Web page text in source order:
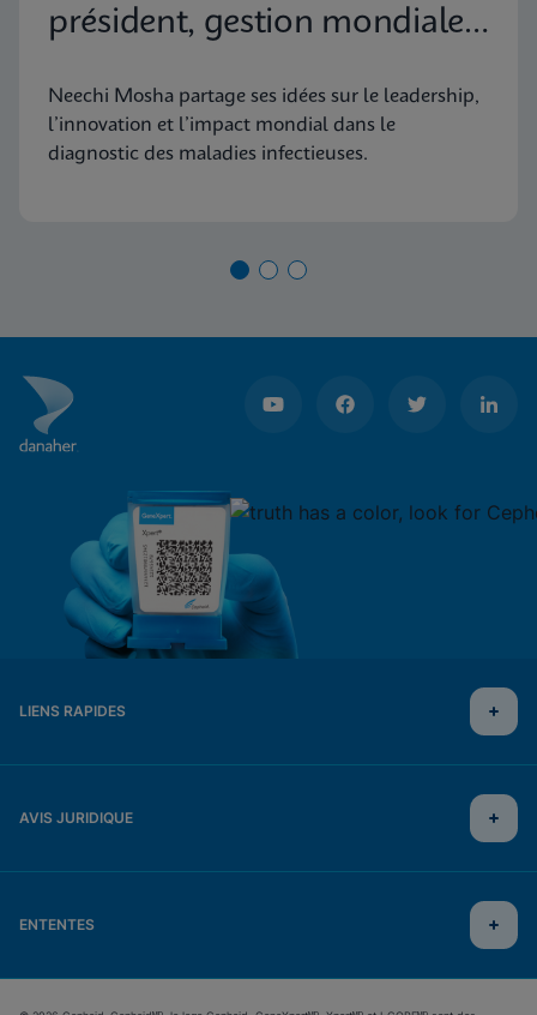
président, gestion mondiale
maladies infectieuses
principales
Neechi Mosha partage ses idées sur le leadership,
l’innovation et l’impact mondial dans le
diagnostic des maladies infectieuses.
LIENS RAPIDES
AVIS JURIDIQUE
ENTENTES